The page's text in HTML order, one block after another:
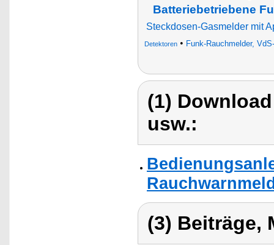
Batteriebetriebene
Steckdosen-Gasmelder mit
Detektoren • Funk-Rauchmelder,
(1)
usw.:
(3) Beiträge,